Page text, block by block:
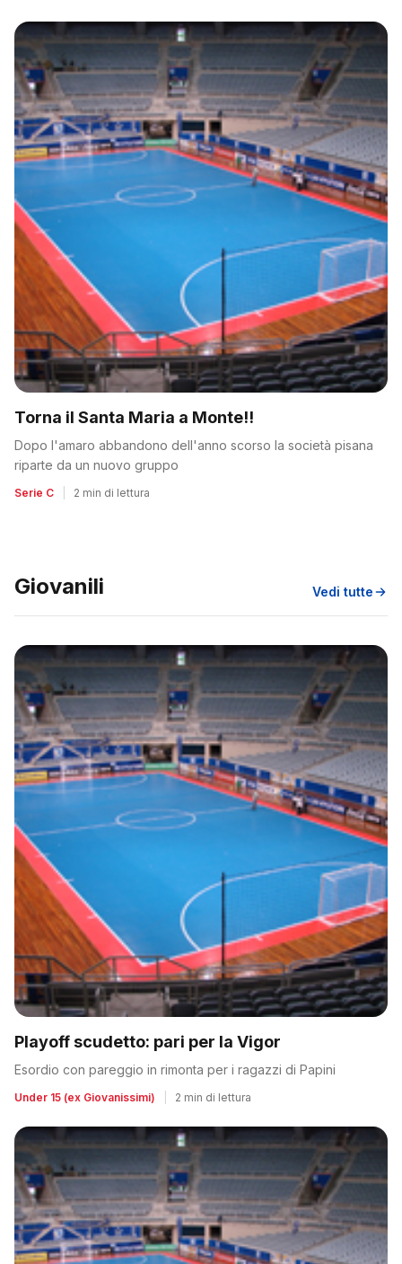
Torna il Santa Maria a Monte!!
Dopo l'amaro abbandono dell'anno scorso la società pisana
riparte da un nuovo gruppo
Serie C 2 min di lettura
Giovanili Vedi tutte
Playoff scudetto: pari per la Vigor
Esordio con pareggio in rimonta per i ragazzi di Papini
Under 15 (ex Giovanissimi) 2 min di lettura